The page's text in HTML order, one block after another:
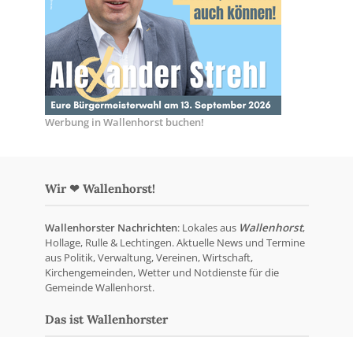
Werbung in Wallenhorst buchen!
Wir ❤ Wallenhorst!
Wallenhorster Nachrichten: Lokales aus Wallenhorst,
Hollage, Rulle & Lechtingen. Aktuelle News und Termine
aus Politik, Verwaltung, Vereinen, Wirtschaft,
Kirchengemeinden, Wetter und Notdienste für die
Gemeinde Wallenhorst.
Das ist Wallenhorster